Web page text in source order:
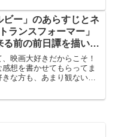
話を元に作られた許されざ
ビー」のあらすじとネ
ランスフォーマー」
る前の前日譚を描いた
ン。
映画大好きだからこそ！
感想を書かせてもらってま
な方も、あまり観ない方